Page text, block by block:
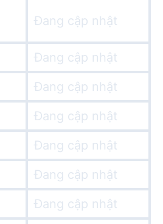
Đang cập nhật
Đang cập nhật
Đang cập nhật
Đang cập nhật
Đang cập nhật
Đang cập nhật
Đang cập nhật